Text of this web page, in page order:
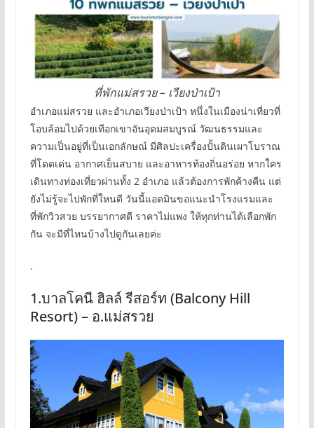
ที่พักแม่สรวย – เวียงป่าเป้า
อำเภอแม่สรวย และอำเภอเวียงป่าเป้า หนึ่งในเมืองน่าเที่ยวที่
โอบล้อมไปด้วยเทือกเขาอันอุดมสมบูรณ์ วัฒนธรรมและ
ความเป็นอยู่ที่เป็นเอกลักษณ์ มีศิลปะเครื่องปั้นดินเผาโบราณ
ที่โดดเด่น อากาศเย็นสบาย และอาหารท้องถิ่นอร่อย หากใคร
เดินทางท่องเที่ยวผ่านทั้ง 2 อำเภอ แล้วต้องการพักค้างคืน แต่
ยังไม่รู้จะไปพักที่ใหนดี วันนี้แอดมินขอแนะนำโรงแรมและ
ที่พักวิวสวย บรรยากาศดี ราคาไม่แพง ให้ทุกท่านได้เลือกพัก
กัน จะมีที่ไหนบ้างไปดูกันเลยค่ะ
.
1.บาลโคนี ฮิลล์ รีสอร์ท (Balcony Hill
Resort) – อ.แม่สรวย